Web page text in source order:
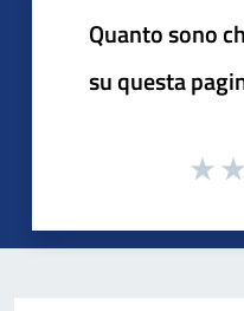
Quanto sono
su questa